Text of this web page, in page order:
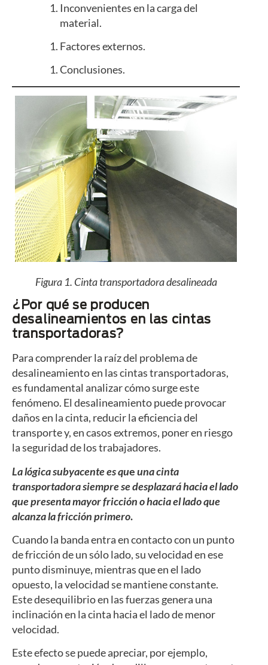
Inconvenientes en la carga del
material.
Factores externos.
Conclusiones.
Figura 1. Cinta transportadora desalineada
¿Por qué se producen
desalineamientos en las cintas
transportadoras?
Para comprender la raíz del problema de
desalineamiento en las cintas transportadoras,
es fundamental analizar cómo surge este
fenómeno. El desalineamiento puede provocar
daños en la cinta, reducir la eficiencia del
transporte y, en casos extremos, poner en riesgo
la seguridad de los trabajadores.
La lógica subyacente es queuna cinta
transportadora siempre se desplazará hacia el lado
que presenta mayor fricción o hacia el lado que
alcanza la fricción primero.
Cuando la banda entra en contacto con un punto
de fricción de un sólo lado, su velocidad en ese
punto disminuye, mientras que en el lado
opuesto, la velocidad se mantiene constante.
Este desequilibrio en las fuerzas genera una
inclinación en la cinta hacia el lado de menor
velocidad.
Este efecto se puede apreciar, por ejemplo,